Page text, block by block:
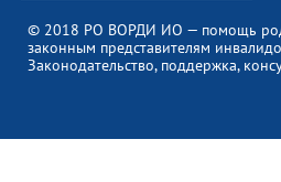
© 2018 РО ВОРДИ ИО — помощь
законным представителям
Законодательство, поддержка,